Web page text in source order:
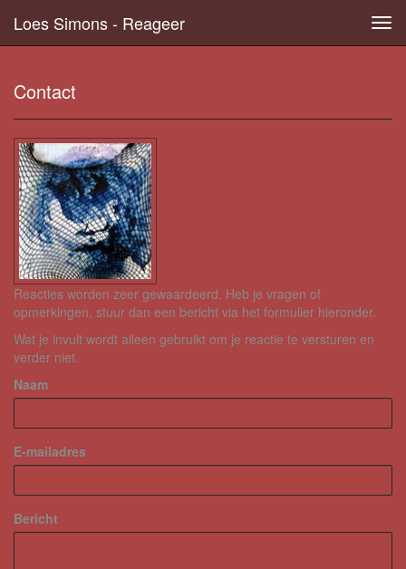
Loes Simons - Reageer
Contact
Reacties worden zeer gewaardeerd. Heb je vragen of
opmerkingen, stuur dan een bericht via het formulier hieronder.
Wat je invult wordt alleen gebruikt om je reactie te versturen en
verder niet.
Naam
E-mailadres
Bericht